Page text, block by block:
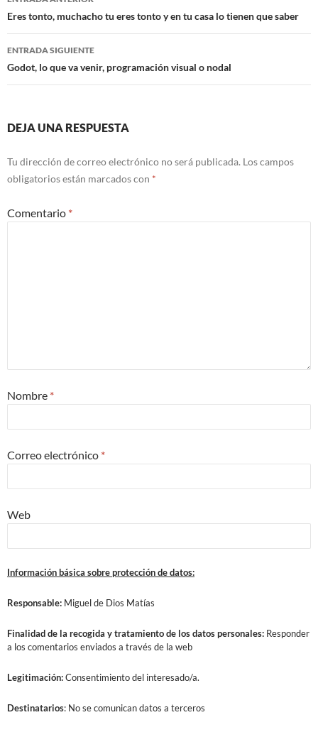
de
entradas
Eres tonto, muchacho tu eres tonto y en tu casa lo tienen que saber
ENTRADA SIGUIENTE
Godot, lo que va venir, programación visual o nodal
DEJA UNA RESPUESTA
Tu dirección de correo electrónico no será publicada. Los campos
obligatorios están marcados con *
Comentario *
Nombre *
Correo electrónico *
Web
Información básica sobre protección de datos:
Responsable: Miguel de Dios Matías
Finalidadde la recogida y tratamiento de los datos personales: Responder
a los comentarios enviados a través de la web
Legitimación:Consentimiento del interesado/a.
Destinatarios: No se comunican datos a terceros